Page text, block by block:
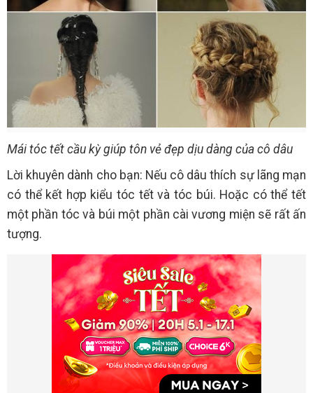
Mái tóc tết cầu kỳ giúp tôn vẻ đẹp dịu dàng của cô dâu
Lời khuyên dành cho bạn: Nếu cô dâu thích sự lãng mạn
có thể kết hợp kiểu tóc tết và tóc búi. Hoặc có thể tết
một phần tóc và búi một phần cài vương miện sẽ rất ấn
tượng.